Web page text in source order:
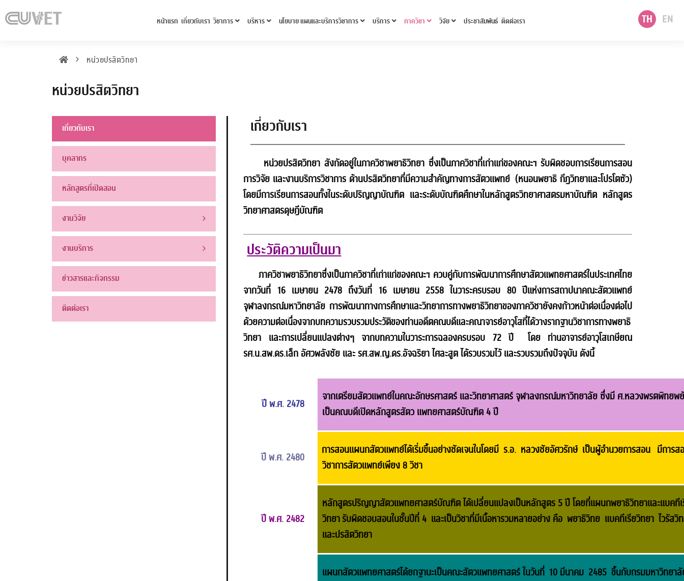
TH EN
หน้าแรก เกี่ยวกับเรา วิชาการ บริหาร นโยบาย แผนและบริการวิชาการ บริการ ภาควิชา วิจัย ประชาสัมพันธ์ ติดต่อเรา
หน่วยปรสิตวิทยา
หน่วยปรสิตวิทยา
เกี่ยวกับเรา
บุคลากร
หลักสูตรที่เปิดสอน
งานวิจัย
งานบริการ
ข่าวสารและกิจกรรม
ติดต่อเรา
เกี่ยวกับเรา
หน่วยปรสิตวิทยา สังกัดอยู่ในภาควิชาพยาธิวิทยา ซึ่งเป็นภาควิชาที่เก่าแก่ของคณะฯ รับผิดชอบการเรียนการสอน
การวิจัย และงานบริการวิชาการ ด้านปรสิตวิทยาที่มีความสำคัญทางการสัตวแพทย์ (หนอนพยาธิ กีฏวิทยาและโปรโตซัว)
โดยมีการเรียนการสอนทั้งในระดับปริญญาบัณฑิต และระดับบัณฑิตศึกษาในหลักสูตรวิทยาศาสตรมหาบัณฑิต หลักสูตร
วิทยาศาสตรดุษฎีบัณฑิต
ประวัติความเป็นมา
ภาควิชาพยาธิวิทยาซึ่งเป็นภาควิชาที่เก่าแก่ของคณะฯ ควบคู่กับการพัฒนาการศึกษาสัตวแพทยศาสตร์ในประเทศไทย
จากวันที่ 16 เมษายน 2478 ถึงวันที่ 16 เมษายน 2558 ในวาระครบรอบ 80 ปีแห่งการสถาปนาคณะสัตวแพทย์
จุฬาลงกรณ์มหาวิทยาลัย การพัฒนาทางการศึกษาและวิทยาการทางพยาธิวิทยาของภาควิชายังคงก้าวหน้าต่อเนื่องต่อไป
ด้วยความต่อเนื่องจากบทความรวบรวมประวัติของท่านอดีตคณบดีและคณาจารย์อาวุโสที่ได้วางรากฐานวิชาการทางพยาธิ
วิทยา และการเปลี่ยนแปลงต่างๆ จากบทความในวาระการฉลองครบรอบ 72 ปี โดย ท่านอาจารย์อาวุโสเกษียณ
รศ.น.สพ.ดร.เล็ก อัศวพลังชัย และ รศ.สพ.ญ.ดร.อัจฉริยา ไศละสูต ได้รวบรวมไว้ และรวบรวมถึงปัจจุบัน ดังนี้
ปี พ.ศ. 2478
จากเตรียมสัตวแพทย์ในคณะอักษรศาสตร์ และวิทยาศาสตร์ จุฬาลงกรณ์มหาวิทยาลัย ซึ่งมี ศ.หลวงพรตพิทยพ
เป็นคณบดีเปิดหลักสูตรสัตว แพทยศาสตร์บัณฑิต 4 ปี
ปี พ.ศ. 2480
การสอนแผนกสัตวแพทย์ได้เริ่มขึ้นอย่างชัดเจนในโดยมี ร.อ. หลวงชัยอัศวรักษ์ เป็นผู้อำนวยการสอน มีการส
วิชาการสัตวแพทย์เพียง 8 วิชา
ปี พ.ศ. 2482
หลักสูตรปริญญาสัตวแพทยศาสตร์บัณฑิต ได้เปลี่ยนแปลงเป็นหลักสูตร 5 ปี โดยที่แผนกพยาธิวิทยาและแบคที
วิทยา รับผิดชอบสอนในชั้นปีที่ 4 และเป็นวิชาที่มีเนื้อหารวมหลายอย่าง คือ พยาธิวิทย แบคทีเรียวิทยา ไวรัสวิ
และปรสิตวิทยา
แผนกสัตวแพทยศาสตร์ได้ยกฐานะเป็นคณะสัตวแพทยศาสตร์ ในวันที่ 10 มีนาคม 2485 ขึ้นกับกรมมหาวิทยา